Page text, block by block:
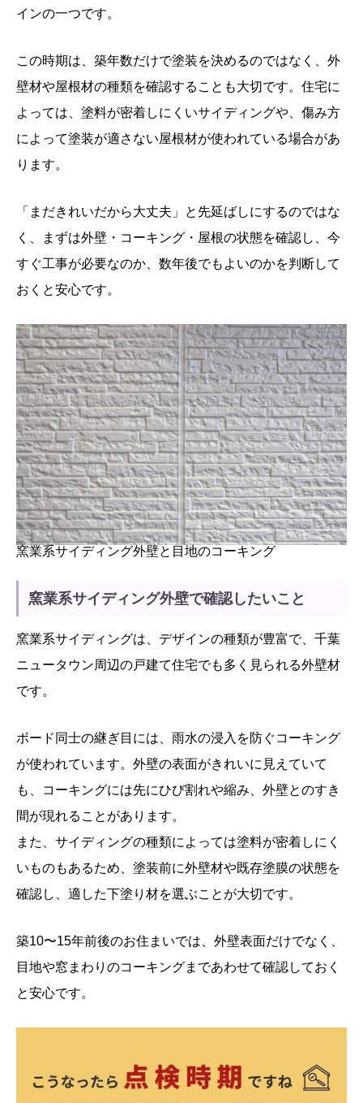
インの一つです。
この時期は、築年数だけで塗装を決めるのではなく、外
壁材や屋根材の種類を確認することも大切です。住宅に
よっては、塗料が密着しにくいサイディングや、傷み方
によって塗装が適さない屋根材が使われている場合があ
ります。
「まだきれいだから大丈夫」と先延ばしにするのではな
く、まずは外壁・コーキング・屋根の状態を確認し、今
すぐ工事が必要なのか、数年後でもよいのかを判断して
おくと安心です。
窯業系サイディング外壁と目地のコーキング
窯業系サイディング外壁で確認したいこと
窯業系サイディングは、デザインの種類が豊富で、千葉
ニュータウン周辺の戸建て住宅でも多く見られる外壁材
です。
ボード同士の継ぎ目には、雨水の浸入を防ぐコーキング
が使われています。外壁の表面がきれいに見えていて
も、コーキングには先にひび割れや縮み、外壁とのすき
間が現れることがあります。
また、サイディングの種類によっては塗料が密着しにく
いものもあるため、塗装前に外壁材や既存塗膜の状態を
確認し、適した下塗り材を選ぶことが大切です。
築10〜15年前後のお住まいでは、外壁表面だけでなく、
目地や窓まわりのコーキングまであわせて確認しておく
と安心です。